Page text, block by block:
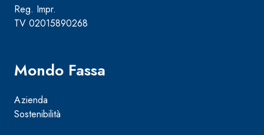
Reg. Impr.
TV 02015890268
Mondo Fassa
Azienda
Sostenibilità